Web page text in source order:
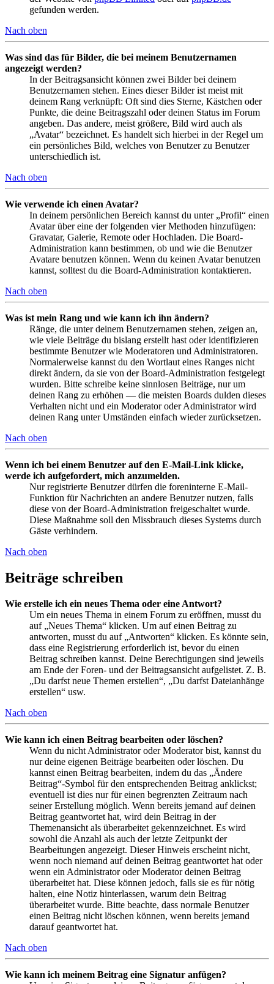
gefunden werden.
Nach oben
Was sind das für Bilder, die bei meinem Benutzernamen
angezeigt werden?
In der Beitragsansicht können zwei Bilder bei deinem
Benutzernamen stehen. Eines dieser Bilder ist meist mit
deinem Rang verknüpft: Oft sind dies Sterne, Kästchen oder
Punkte, die deine Beitragszahl oder deinen Status im Forum
angeben. Das andere, meist größere, Bild wird auch als
„Avatar“ bezeichnet. Es handelt sich hierbei in der Regel um
ein persönliches Bild, welches von Benutzer zu Benutzer
unterschiedlich ist.
Nach oben
Wie verwende ich einen Avatar?
In deinem persönlichen Bereich kannst du unter „Profil“ einen
Avatar über eine der folgenden vier Methoden hinzufügen:
Gravatar, Galerie, Remote oder Hochladen. Die Board-
Administration kann bestimmen, ob und wie die Benutzer
Avatare benutzen können. Wenn du keinen Avatar benutzen
kannst, solltest du die Board-Administration kontaktieren.
Nach oben
Was ist mein Rang und wie kann ich ihn ändern?
Ränge, die unter deinem Benutzernamen stehen, zeigen an,
wie viele Beiträge du bislang erstellt hast oder identifizieren
bestimmte Benutzer wie Moderatoren und Administratoren.
Normalerweise kannst du den Wortlaut eines Ranges nicht
direkt ändern, da sie von der Board-Administration festgelegt
wurden. Bitte schreibe keine sinnlosen Beiträge, nur um
deinen Rang zu erhöhen — die meisten Boards dulden dieses
Verhalten nicht und ein Moderator oder Administrator wird
deinen Rang unter Umständen einfach wieder zurücksetzen.
Nach oben
Wenn ich bei einem Benutzer auf den E-Mail-Link klicke,
werde ich aufgefordert, mich anzumelden.
Nur registrierte Benutzer dürfen die foreninterne E-Mail-
Funktion für Nachrichten an andere Benutzer nutzen, falls
diese von der Board-Administration freigeschaltet wurde.
Diese Maßnahme soll den Missbrauch dieses Systems durch
Gäste verhindern.
Nach oben
Beiträge schreiben
Wie erstelle ich ein neues Thema oder eine Antwort?
Um ein neues Thema in einem Forum zu eröffnen, musst du
auf „Neues Thema“ klicken. Um auf einen Beitrag zu
antworten, musst du auf „Antworten“ klicken. Es könnte sein,
dass eine Registrierung erforderlich ist, bevor du einen
Beitrag schreiben kannst. Deine Berechtigungen sind jeweils
am Ende der Foren- und der Beitragsansicht aufgelistet. Z. B.
„Du darfst neue Themen erstellen“, „Du darfst Dateianhänge
erstellen“ usw.
Nach oben
Wie kann ich einen Beitrag bearbeiten oder löschen?
Wenn du nicht Administrator oder Moderator bist, kannst du
nur deine eigenen Beiträge bearbeiten oder löschen. Du
kannst einen Beitrag bearbeiten, indem du das „Ändere
Beitrag“-Symbol für den entsprechenden Beitrag anklickst;
eventuell ist dies nur für einen begrenzten Zeitraum nach
seiner Erstellung möglich. Wenn bereits jemand auf deinen
Beitrag geantwortet hat, wird dein Beitrag in der
Themenansicht als überarbeitet gekennzeichnet. Es wird
sowohl die Anzahl als auch der letzte Zeitpunkt der
Bearbeitungen angezeigt. Dieser Hinweis erscheint nicht,
wenn noch niemand auf deinen Beitrag geantwortet hat oder
wenn ein Administrator oder Moderator deinen Beitrag
überarbeitet hat. Diese können jedoch, falls sie es für nötig
halten, eine Notiz hinterlassen, warum dein Beitrag
überarbeitet wurde. Bitte beachte, dass normale Benutzer
einen Beitrag nicht löschen können, wenn bereits jemand
darauf geantwortet hat.
Nach oben
Wie kann ich meinem Beitrag eine Signatur anfügen?